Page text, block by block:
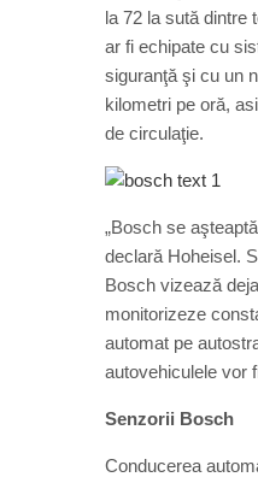
la 72 la sută dintre
ar fi echipate cu
siguranţă şi cu un
kilometri pe oră,
de circulaţie.
„Bosch se
declară Hoheisel.
Bosch vizează
monitorizeze
automat pe
autovehiculele vor
Senzorii Bosch
Conducerea